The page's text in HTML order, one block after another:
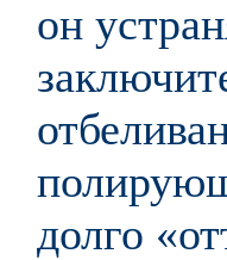
он
долго